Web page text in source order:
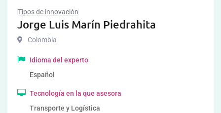
Tipos de innovación
Jorge Luis Marín Piedrahita
Colombia
Idioma del experto
Español
Tecnología en la que asesora
Transporte y Logística